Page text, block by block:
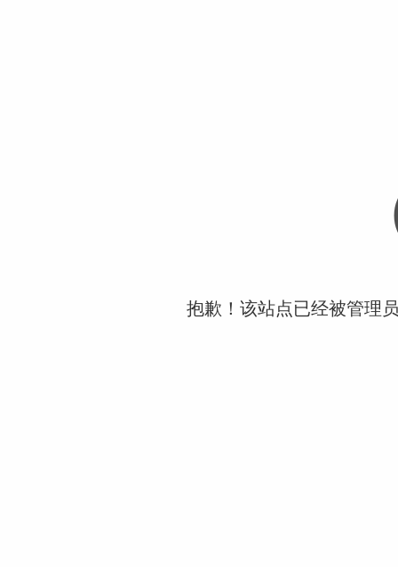
抱歉！该站点已经被管理